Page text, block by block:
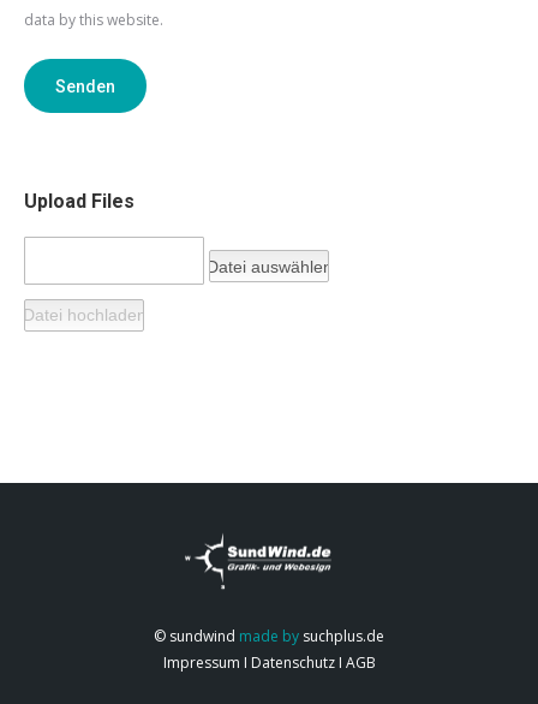
data by this website.
Senden
Upload Files
© sundwind made by suchplus.de
Impressum I DatenschutzI AGB